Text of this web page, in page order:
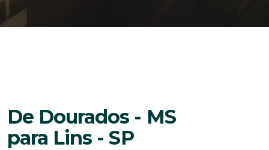
De Dourados - MS
para Lins - SP